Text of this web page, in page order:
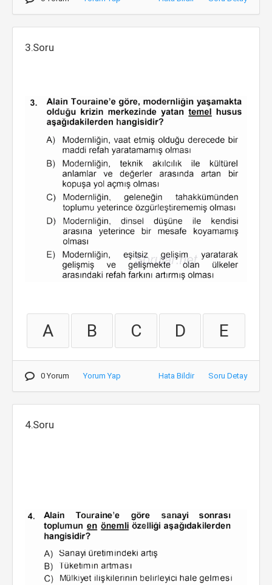
3.Soru
A B C D E
0 Yorum Yorum Yap Hata Bildir Soru Detay
4.Soru